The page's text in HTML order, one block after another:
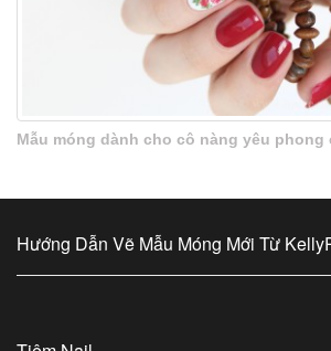
Mẫu móng dành cho cô nàng yêu phong
Hướng Dẫn Vẽ Mẫu Móng Mới Từ